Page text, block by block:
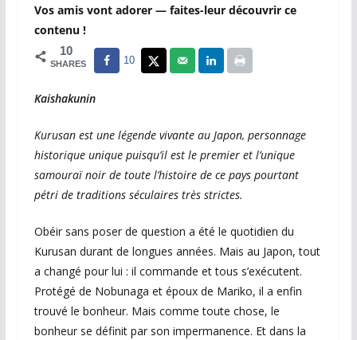
Vos amis vont adorer — faites-leur découvrir ce
contenu !
10
SHARES 10
Kaishakunin
Kurusan est une légende vivante au Japon, personnage
historique unique puisqu’il est le premier et l’unique
samouraï noir de toute l’histoire de ce pays pourtant
pétri de traditions séculaires très strictes.
Obéir sans poser de question a été le quotidien du
Kurusan durant de longues années. Mais au Japon, tout
a changé pour lui : il commande et tous s’exécutent.
Protégé de Nobunaga et époux de Mariko, il a enfin
trouvé le bonheur. Mais comme toute chose, le
bonheur se définit par son impermanence. Et dans la